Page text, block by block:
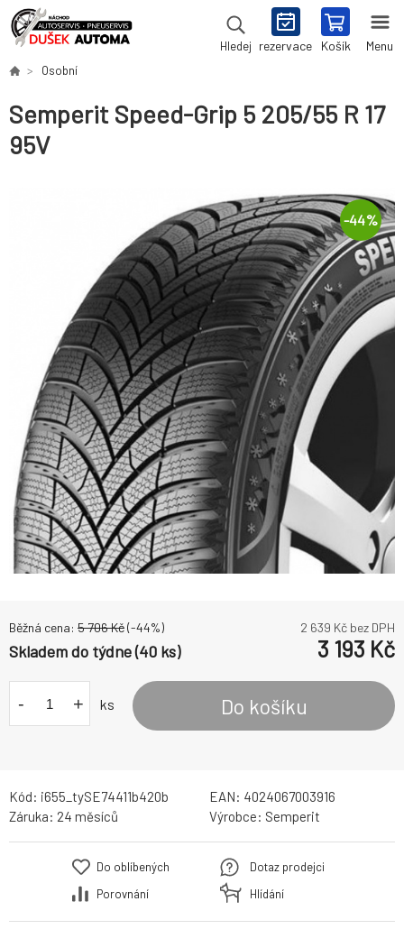
Hledej rezervace Košík Menu
Osobní
Semperit Speed-Grip 5 205/55 R 17
95V
-44%
Běžná cena: 5 706Kč(-44%) 2 639 Kč bez DPH
Skladem do týdne (40 ks) 3 193 Kč
- + ks Do košíku
Kód: i655_tySE74411b420b EAN: 4024067003916
Záruka: 24 měsíců Výrobce: Semperit
Do oblíbených
Porovnání
Dotaz prodejci
Hlídání